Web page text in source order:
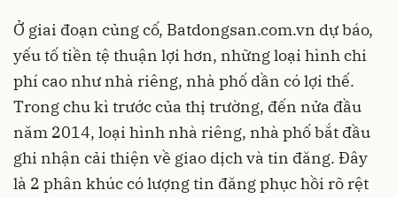
Ở giai đoạn củng cố, Batdongsan.com.vn dự báo,
yếu tố tiền tệ thuận lợi hơn, những loại hình chi
phí cao như nhà riêng, nhà phố dần có lợi thế.
Trong chu kì trước của thị trường, đến nửa đầu
năm 2014, loại hình nhà riêng, nhà phố bắt đầu
ghi nhận cải thiện về giao dịch và tin đăng. Đây
là 2 phân khúc có lượng tin đăng phục hồi rõ rệt